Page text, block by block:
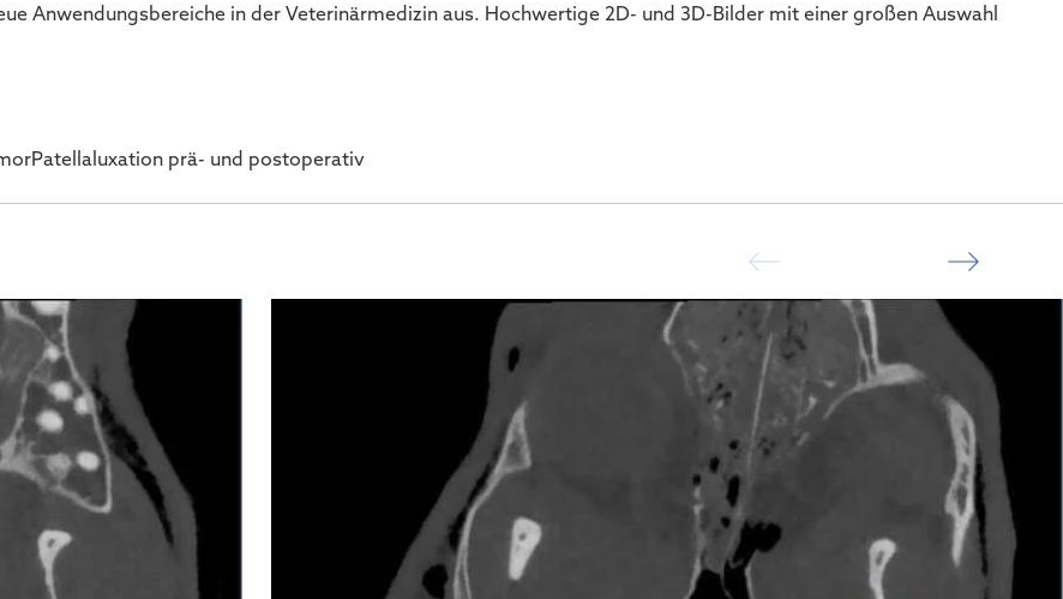
Anwendungsbereiche in der Veterinärmedizin aus. Hochwertige 2D- und 3D-Bilder mit einer großen Auswahl
Patellaluxation prä- und postoperativ